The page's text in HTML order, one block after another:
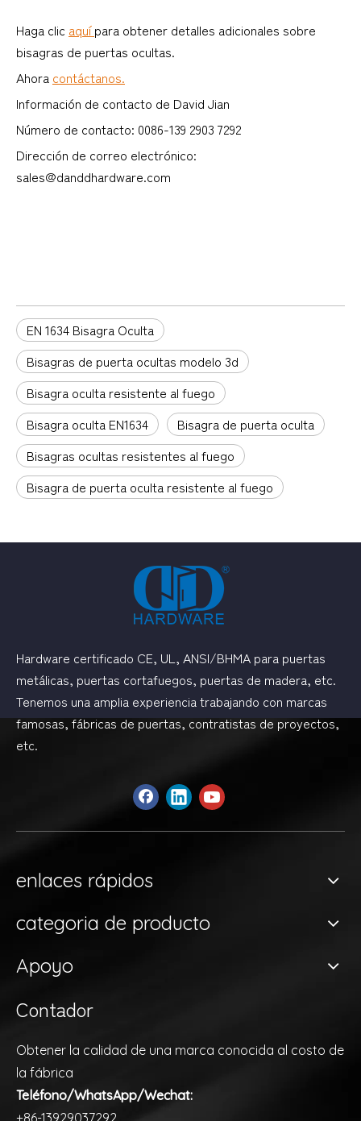
Haga clic aquípara obtener detalles adicionales sobre
bisagras de puertas ocultas.
Ahora contáctanos.
Información de contacto de David Jian
Número de contacto: 0086-139 2903 7292
Dirección de correo electrónico:
sales@danddhardware.com
EN 1634 Bisagra Oculta
Bisagras de puerta ocultas modelo 3d
Bisagra oculta resistente al fuego
Bisagra oculta EN1634
Bisagra de puerta oculta
Bisagras ocultas resistentes al fuego
Bisagra de puerta oculta resistente al fuego
Hardware certificado CE, UL, ANSI/BHMA para puertas
metálicas, puertas cortafuegos, puertas de madera, etc.
Tenemos una amplia experiencia trabajando con marcas
famosas, fábricas de puertas, contratistas de proyectos,
etc.
enlaces rápidos
categoria de producto
Apoyo
Contador
Obtener la calidad de una marca conocida al costo de
la fábrica
Teléfono/WhatsApp/Wechat:
+86-13929037292